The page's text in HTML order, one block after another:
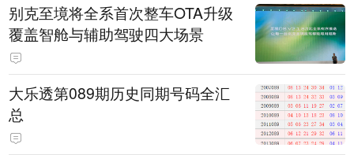
别克至境将全系首次整车OTA升级
覆盖智舱与辅助驾驶四大场景
大乐透第089期历史同期号码全汇
总